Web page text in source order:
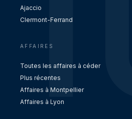
Ajaccio
Clermont-Ferrand
AFFAIRES
Toutes les affaires à céder
Plus récentes
Affaires à Montpellier
Affaires à Lyon